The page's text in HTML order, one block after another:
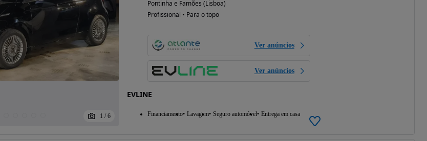
1 / 6
Pontinha e Famões (Lisboa)
Profissional • Para o topo
Ver anúncios
Ver anúncios
EVLINE
Financiamento Lavagem Seguro automóvel Entrega em casa